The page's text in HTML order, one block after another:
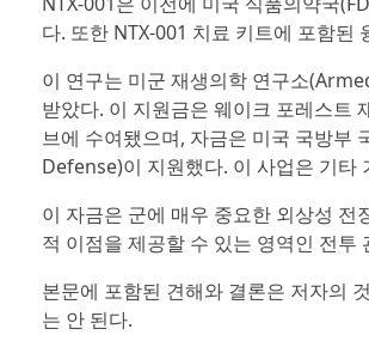
다. 또한 NTX-001 치료 키트에 포함
이 연구는 미군 재생의학 연구소
받았다. 이 지원금은 웨이크 포레스
브에 수여됐으며, 자금은 미국 국방
Defense)이 지원했다. 이 사업은 기
이 자금은 군에 매우 중요한 외상성
적 이점을 제공할 수 있는 영역인 전투
본문에 포함된 견해와 결론은 저자의
는 안 된다.